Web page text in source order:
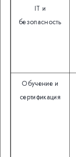
IT и
безопасность
Обучение и
сертификация